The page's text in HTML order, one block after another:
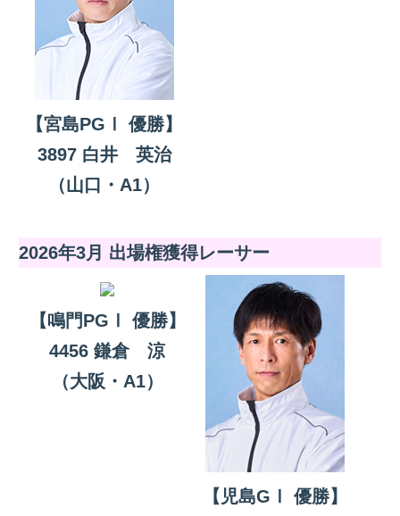
【宮島PGⅠ 優勝】
3897 白井 英治
（山口・A1）
2026年3月 出場権獲得レーサー
【鳴門PGⅠ 優勝】
4456 鎌倉 涼
（大阪・A1）
【児島GⅠ 優勝】